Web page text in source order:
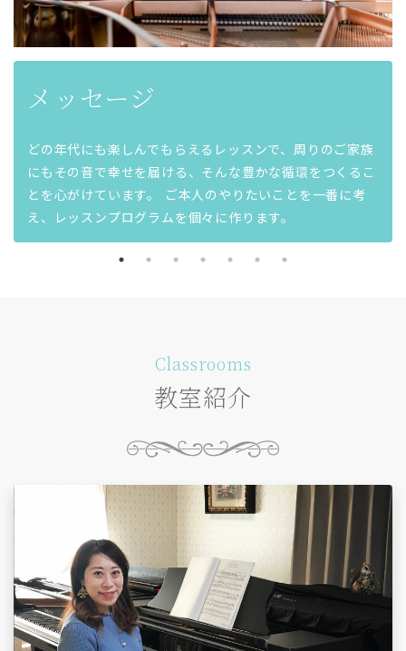
メッセージ
どの年代にも楽しんでもらえるレッスンで、周りのご家族
にもその音で幸せを届ける、そんな豊かな循環をつくるこ
とを心がけています。 ご本人のやりたいことを一番に考
え、レッスンプログラムを個々に作ります。
Classrooms
教室紹介